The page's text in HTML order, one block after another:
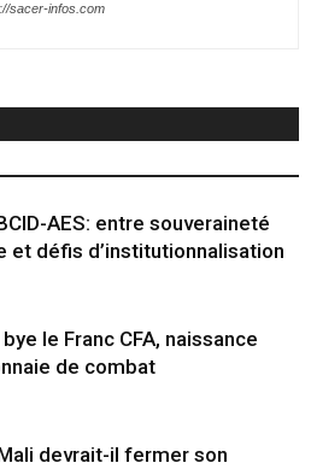
sacer-infos.com
AES: entre souveraineté
et défis d’institutionnalisation
le Franc CFA, naissance
de combat
devrait-il fermer son